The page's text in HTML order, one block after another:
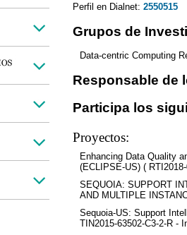
Perfil en Dialnet: 2550515
Grupos de
Data-centric Computing
Responsable de
Participa los
Proyectos:
Enhancing Data Quality
(ECLIPSE-US) (
SEQUOIA: SUPPORT
AND MULTIPLE
Sequoia-US: Support
TIN2015-63502-C3-2-R -